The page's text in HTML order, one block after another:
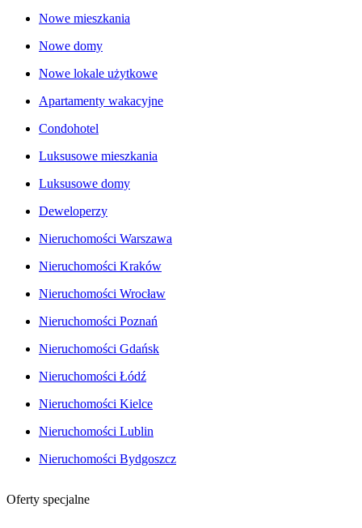
Nowe mieszkania
Nowe domy
Nowe lokale użytkowe
Apartamenty wakacyjne
Condohotel
Luksusowe mieszkania
Luksusowe domy
Deweloperzy
Nieruchomości Warszawa
Nieruchomości Kraków
Nieruchomości Wrocław
Nieruchomości Poznań
Nieruchomości Gdańsk
Nieruchomości Łódź
Nieruchomości Kielce
Nieruchomości Lublin
Nieruchomości Bydgoszcz
Oferty specjalne